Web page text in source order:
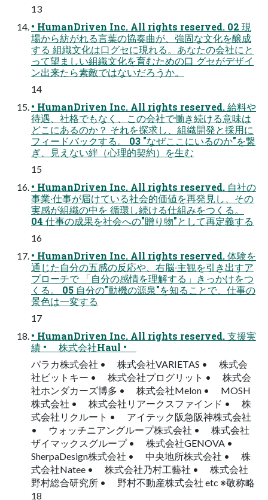
13
• HumanDriven Inc. All rights reserved. 02 現
場から紡がれる⾔葉の協奏曲が、強固な⽂化を醸成
する 組織⽂化は⼝グセに現れる。あなたの会社にと
って望ましい組織⽂化を育むための⼝ グセがデザイ
ン出来たら素敵ではないだろうか。
14
• HumanDriven Inc. All rights reserved. 給料や
待遇、社格でもなく、この会社で働き続ける意味は
どこにあるのか？ それを探求し、組織開発と採⽤に
フィードバックする。 03 "なぜここにいるのか"を繋
ぎ、⾒えない絆（⼼理的契約）を⽣む
15
• HumanDriven Inc. All rights reserved. ⾃社の
事業‧仕事が届けている社会的価値を再発⾒し、その
実感が組織の中を 循環し続ける仕組みをつくる。
04 仕事の成果を社会への"贈り物"として再定義する
16
• HumanDriven Inc. All rights reserved. 体験を
通じた⾃分の五感の反応や、右脳‧主観を引き出すア
プローチで 「⾃分の感情を理解する」きっかけをつ
くる。 05 ⾃分の"動機の源泉"を知ることで、仕事の
景⾊は⼀変する
17
• HumanDriven Inc. All rights reserved. ⽀援実
績 • 株式会社Haul •
パラカ株式会社 • 株式会社VARIETAS • 株式会
社ビットキー • 株式会社プログリット • 株式会
社ホンダカーズ博多 • 株式会社Melon • MOSH
株式会社 • 株式会社リアークスファインド • 株
式会社リクルート • アイテック阪急阪神株式会社
• ウォッチニアングループ株式会社 • 株式会社
ザイマックスグループ • 株式会社GENOVA •
SherpaDesign株式会社 • 中央地所株式会社 • 株
式会社Natee • 株式会社乃村⼯藝社 • 株式会社
野村総合研究所 • 野村不動産株式会社 etc ※敬称略
18